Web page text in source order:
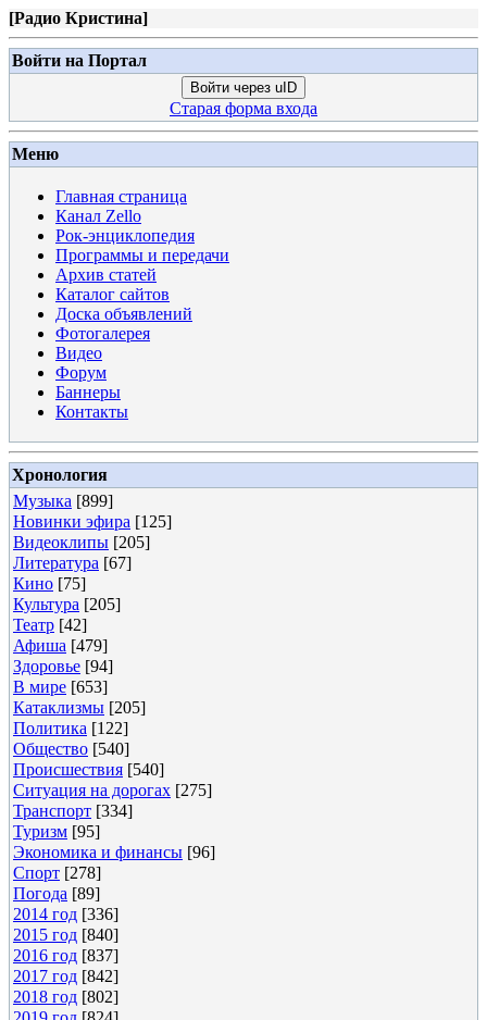
[Радио Кристина]
Войти на Портал
Войти через uID
Старая форма входа
Меню
Главная страница
Канал Zello
Рок-энциклопедия
Программы и передачи
Архив статей
Каталог сайтов
Доска объявлений
Фотогалерея
Видео
Форум
Баннеры
Контакты
Хронология
Музыка [899]
Новинки эфира [125]
Видеоклипы [205]
Литература [67]
Кино [75]
Культура [205]
Театр [42]
Афиша [479]
Здоровье [94]
В мире [653]
Катаклизмы [205]
Политика [122]
Общество [540]
Происшествия [540]
Ситуация на дорогах [275]
Транспорт [334]
Туризм [95]
Экономика и финансы [96]
Спорт [278]
Погода [89]
2014 год [336]
2015 год [840]
2016 год [837]
2017 год [842]
2018 год [802]